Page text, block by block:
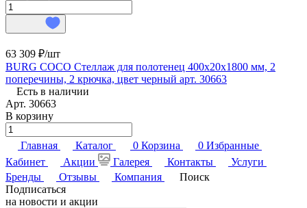
63 309 ₽/шт
BURG COCO Стеллаж для полотенец 400х20х1800 мм, 2
поперечины, 2 крючка, цвет черный арт. 30663
Есть в наличии
Арт. 30663
В корзину
Главная Каталог 0 Корзина 0 Избранные
Кабинет
Акции Галерея Контакты
Услуги
Бренды
Отзывы Компания
Поиск
Подписаться
на новости и акции